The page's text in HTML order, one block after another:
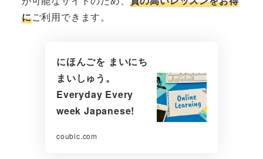
にご利用できます。
にほんごを まいにち
まいしゅう。
Everyday Every
week Japanese!
coubic.com